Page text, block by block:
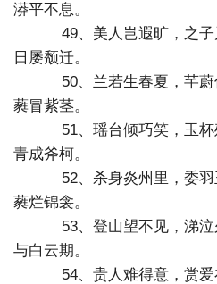
漭平不息。
49、美人岂遐旷，之子
日屡颓迁。
50、兰若生春夏，芊蔚
蕤冒紫茎。
51、瑶台倾巧笑，玉杯
青成斧柯。
52、杀身炎州里，委羽
蕤烂锦衾。
53、登山望不见，涕泣
与白云期。
54、贵人难得意，赏爱